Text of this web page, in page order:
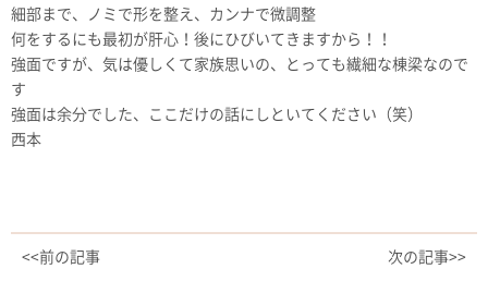
細部まで、ノミで形を整え、カンナで微調整
何をするにも最初が肝心！後にひびいてきますから！！
強面ですが、気は優しくて家族思いの、とっても繊細な棟梁なので
す
強面は余分でした、ここだけの話にしといてください（笑）
西本
<<前の記事 次の記事>>